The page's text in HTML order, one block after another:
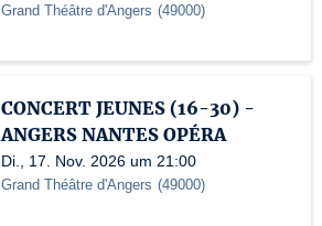
Grand Théâtre d'Angers (49000)
CONCERT JEUNES (16-30) -
ANGERS NANTES OPÉRA
Di., 17. Nov. 2026 um 21:00
Grand Théâtre d'Angers (49000)